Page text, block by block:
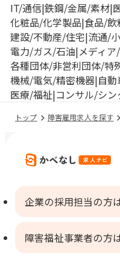
IT/通信 鉄鋼/金属/素材
化粧品/化学製品 食品/飲
建設/不動産/住宅 流通/
電力/ガス/石油 メディ
各種団体/非営利団体/特
機械/電気/精密機器 自
医療/福祉 コンサル/シン
トップ 障害雇用求人を探す
企業の採用担当の方
障害福祉事業者の方